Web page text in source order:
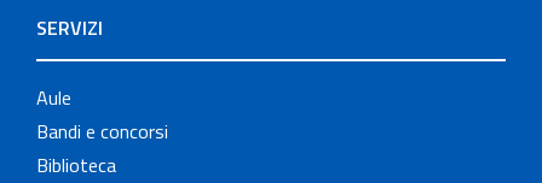
SERVIZI
Aule
Bandi e concorsi
Biblioteca